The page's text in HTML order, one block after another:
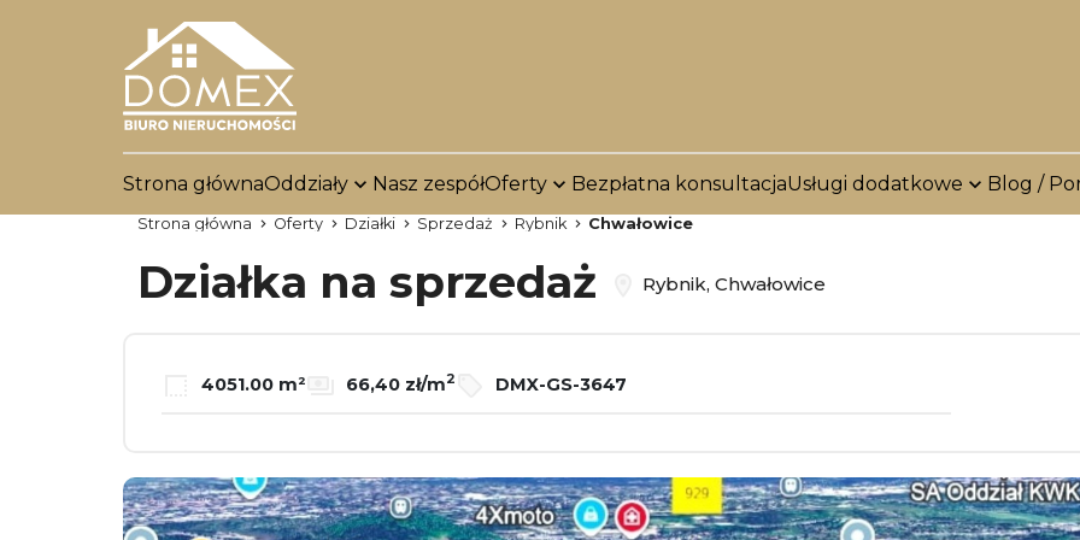
Strona głównaOddziały Nasz zespółOferty Bezpłatna konsultacjaUsługi dodatkowe Blog /
Strona główna Oferty Działki Sprzedaż Rybnik Chwałowice
Działka na sprzedaż Rybnik, Chwałowice
4051.00 m² 66,40 zł/m2 DMX-GS-3647